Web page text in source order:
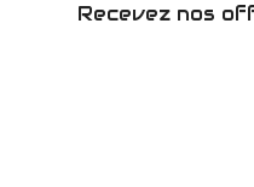
Recevez nos